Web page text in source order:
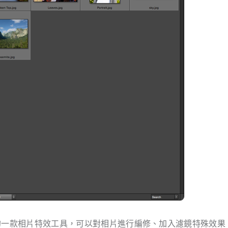
一款相片特效工具，可以對相片進行編修、加入濾鏡特殊效果